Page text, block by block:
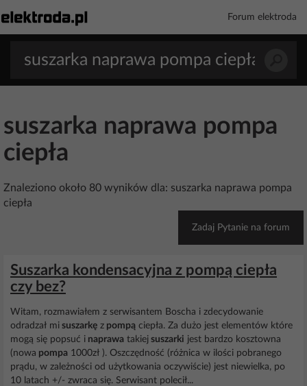
Forum elektroda
suszarka naprawa pompa
ciepła
Znaleziono około 80 wyników dla: suszarka naprawa pompa
ciepła
Zadaj Pytanie na forum
Suszarka kondensacyjna z pompą ciepła
czy bez?
Witam, rozmawiałem z serwisantem Boscha i zdecydowanie
odradzał mi suszarkę z pompą ciepła. Za dużo jest elementów które
mogą się popsuć i naprawa takiej suszarki jest bardzo kosztowna
(nowa pompa 1000zł ). Oszczędność (różnica w ilości pobranego
prądu, w zależności od użytkowania oczywiście) jest niewielka, po
10 latach +/- zwraca się. Serwisant polecił...